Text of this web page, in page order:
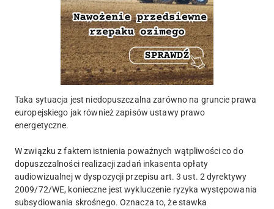
Taka sytuacja jest niedopuszczalna zarówno na gruncie prawa
europejskiego jak również zapisów ustawy prawo
energetyczne.
W związku z faktem istnienia poważnych wątpliwości co do
dopuszczalności realizacji zadań inkasenta opłaty
audiowizualnej w dyspozycji przepisu art. 3 ust. 2 dyrektywy
2009/72/WE, konieczne jest wykluczenie ryzyka występowania
subsydiowania skrośnego. Oznacza to, że stawka